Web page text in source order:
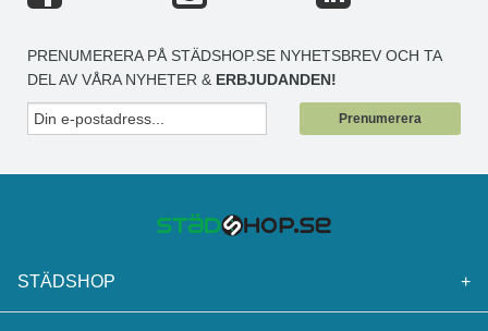
PRENUMERERA PÅ STÄDSHOP.SE NYHETSBREV OCH TA
DEL AV VÅRA NYHETER & ERBJUDANDEN!
Prenumerera
STÄDSHOP +